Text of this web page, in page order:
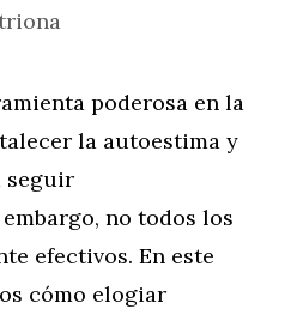
poderosa en la
la autoestima y
seguir
no todos los
efectivos. En este
cómo elogiar